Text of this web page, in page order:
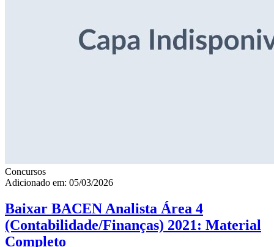
Concursos
Adicionado em: 05/03/2026
Baixar BACEN Analista Área 4
(Contabilidade/Finanças) 2021: Material
Completo